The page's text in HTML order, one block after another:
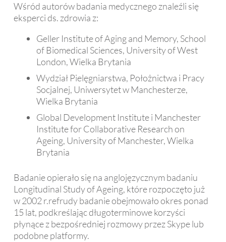
Wśród autorów badania medycznego znaleźli się
eksperci ds. zdrowia z:
Geller Institute of Aging and Memory, School
of Biomedical Sciences, University of West
London, Wielka Brytania
Wydział Pielęgniarstwa, Położnictwa i Pracy
Socjalnej, Uniwersytet w Manchesterze,
Wielka Brytania
Global Development Institute i Manchester
Institute for Collaborative Research on
Ageing, University of Manchester, Wielka
Brytania
Badanie opierało się na anglojęzycznym badaniu
Longitudinal Study of Ageing, które rozpoczęto już
w 2002 r.refrudy badanie obejmowało okres ponad
15 lat, podkreślając długoterminowe korzyści
płynące z bezpośredniej rozmowy przez Skype lub
podobne platformy.